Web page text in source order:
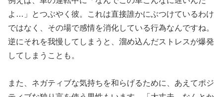
よ…」とつぶやく彼。これは直接誰かにぶつけているわけ
ではなく、その場で感情を消化している行為なんですね。
逆にそれを我慢してしまうと、溜め込んだストレスが爆発
してしまうことも。
また、ネガティブな気持ちを和らげるために、あえてポジ